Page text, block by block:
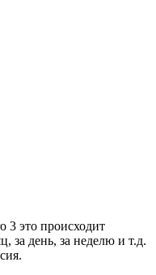
3 это происходит
за день, за неделю и т.д.